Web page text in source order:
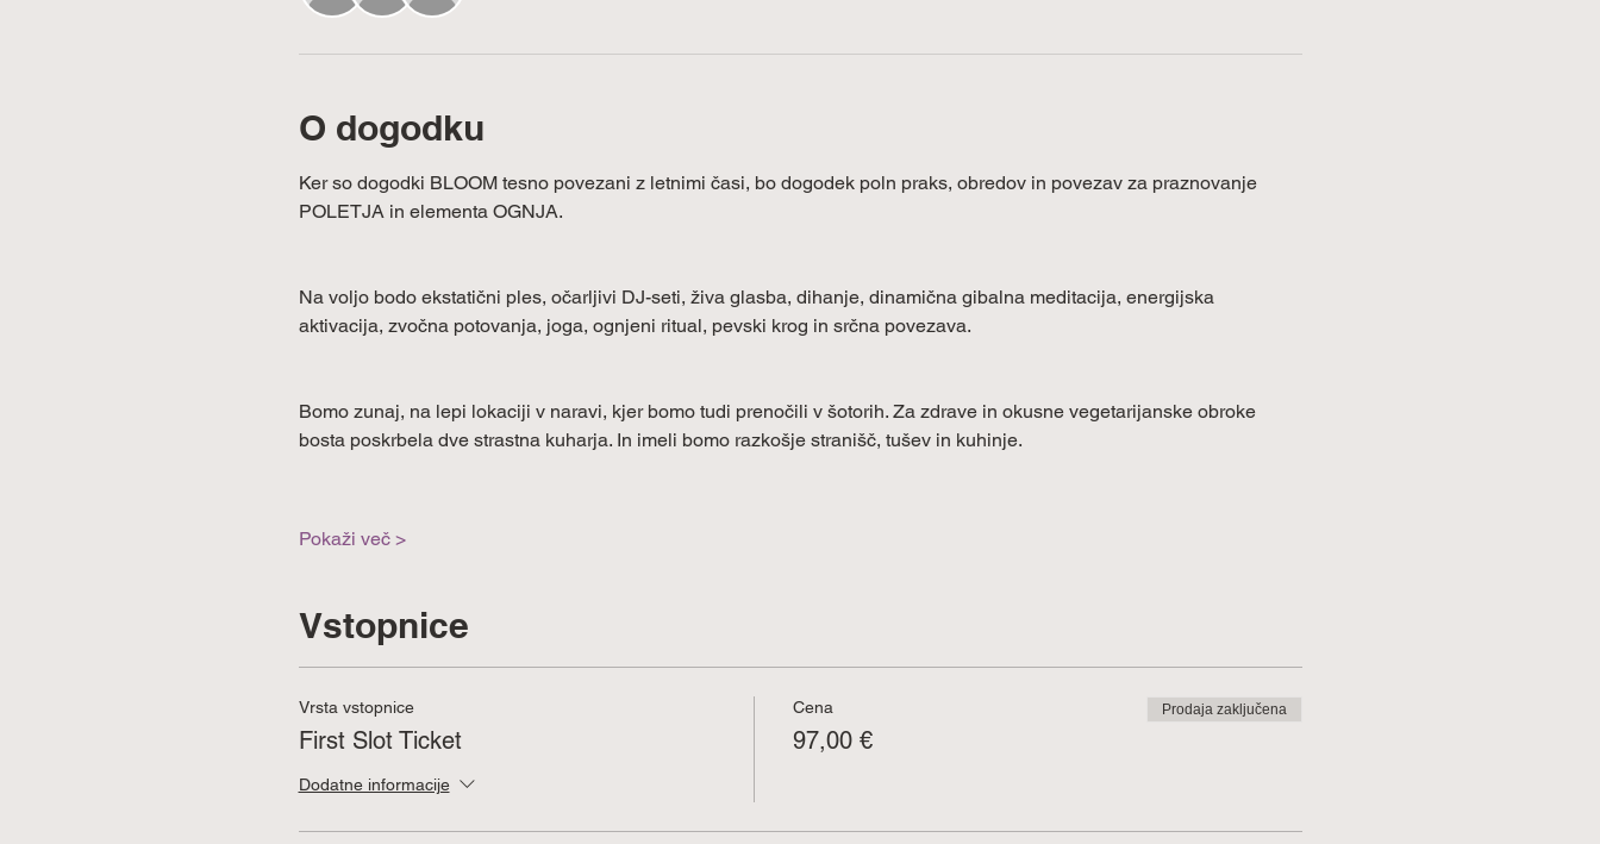
O dogodku
Ker so dogodki BLOOM tesno povezani z letnimi časi, bo dogodek poln praks, obredov in povezav za praznovanje
POLETJA in elementa OGNJA.
Na voljo bodo ekstatični ples, očarljivi DJ-seti, živa glasba, dihanje, dinamična gibalna meditacija, energijska
aktivacija, zvočna potovanja, joga, ognjeni ritual, pevski krog in srčna povezava.
Bomo zunaj, na lepi lokaciji v naravi, kjer bomo tudi prenočili v šotorih. Za zdrave in okusne vegetarijanske obroke
bosta poskrbela dve strastna kuharja. In imeli bomo razkošje stranišč, tušev in kuhinje.
Pokaži več >
Vstopnice
Vrsta vstopnice
First Slot Ticket
Dodatne informacije
Cena
97,00 €
Prodaja zaključena